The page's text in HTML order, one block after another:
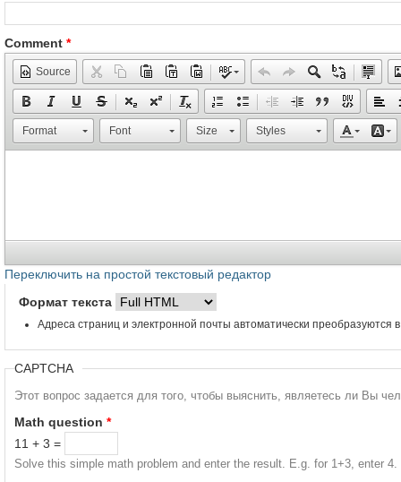
Comment *
Source
Format Font Size Styles
Переключить на простой текстовый редактор
Формат текста
Адреса страниц и электронной почты автоматически преобразуются
CAPTCHA
Этот вопрос задается для того, чтобы выяснить, являетесь ли Вы
Math question *
11 + 3 =
Solve this simple math problem and enter the result. E.g. for 1+3, enter 4.